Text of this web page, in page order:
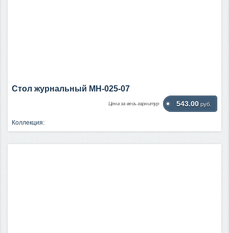
Стол журнальный МН-025-07
Цена за весь гарнитур 543.00 руб.
Коллекция: